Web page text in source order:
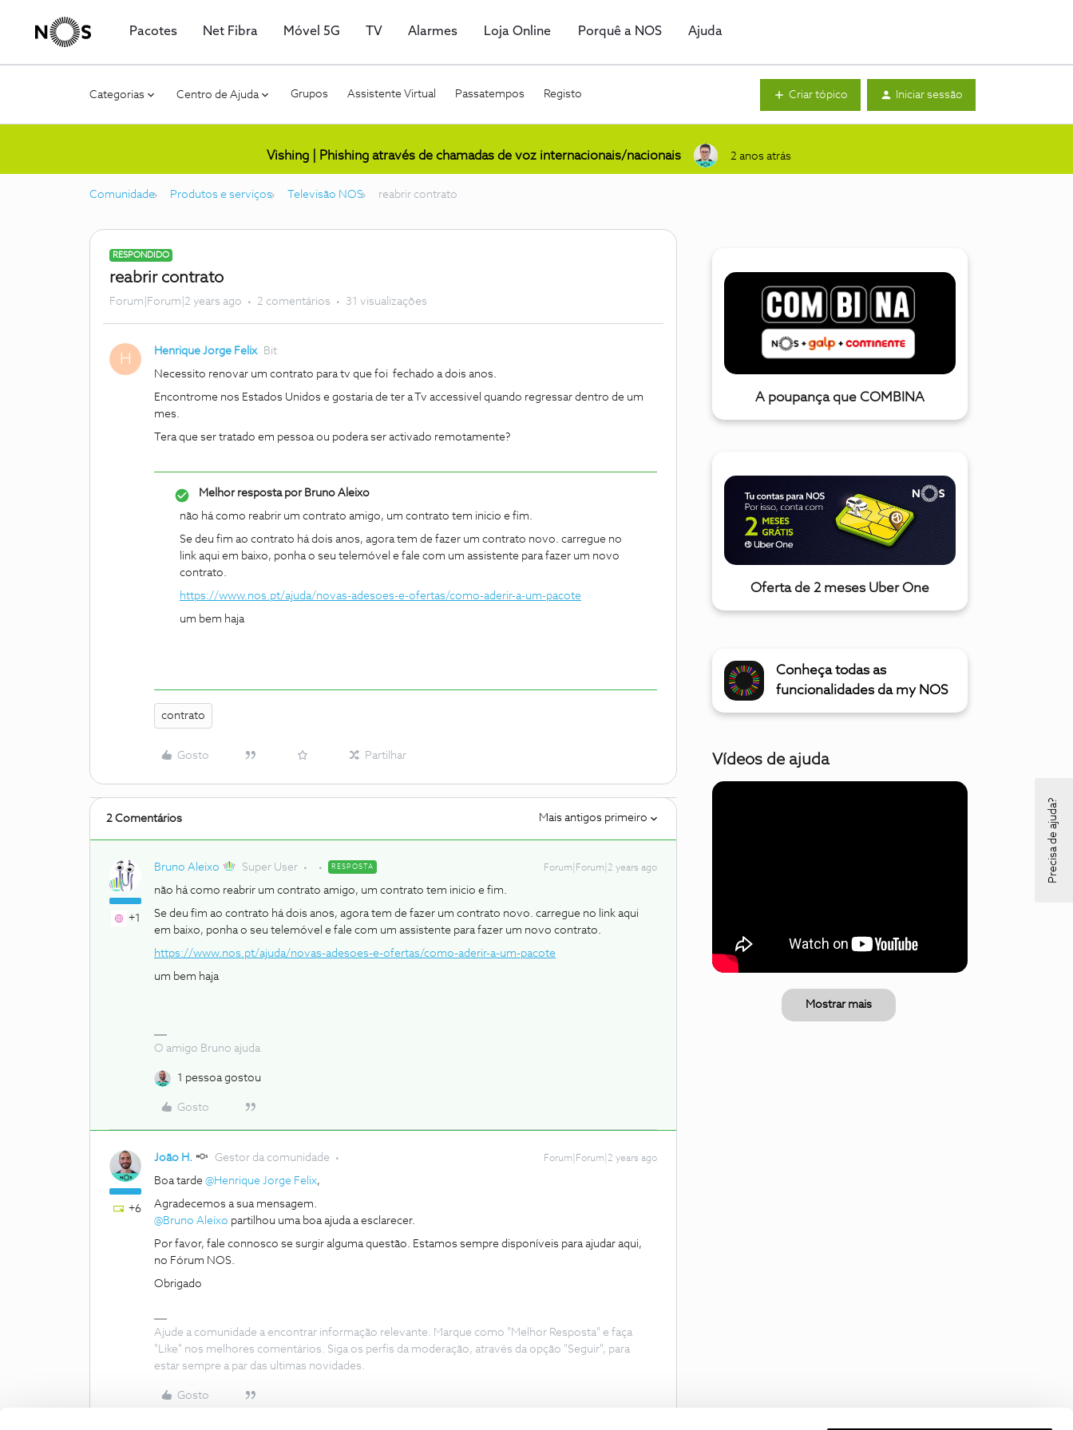
Pacotes Net Fibra Móvel 5G TV Alarmes Loja Online Porquê a NOS Ajuda
Categorias Centro de Ajuda Grupos Assistente Virtual Passatempos Registo Criar tópico Iniciar sessão
Vishing | Phishing através de chamadas de voz internacionais/nacionais 2 anos atrás
Comunidade Produtos e serviços Televisão NOS reabrir contrato
RESPONDIDO
reabrir contrato
Forum|Forum|2 years ago 2 comentários 31 visualizações
H Henrique Jorge Felix Bit
Necessito renovar um contrato para tv que foi fechado a dois anos.
Encontrome nos Estados Unidos e gostaria de ter a Tv accessivel quando regressar dentro de um
mes.
Tera que ser tratado em pessoa ou podera ser activado remotamente?
Melhor resposta porBruno Aleixo
não há como reabrir um contrato amigo, um contrato tem inicio e fim.
Se deu fim ao contrato há dois anos, agora tem de fazer um contrato novo. carregue no
link aqui em baixo, ponha o seu telemóvel e fale com um assistente para fazer um novo
contrato.
https://www.nos.pt/ajuda/novas-adesoes-e-ofertas/como-aderir-a-um-pacote
um bem haja
contrato
Gosto Partilhar
2 Comentários Mais antigos primeiro
+1
Bruno Aleixo Super User RESPOSTA Forum|Forum|2 years ago
não há como reabrir um contrato amigo, um contrato tem inicio e fim.
Se deu fim ao contrato há dois anos, agora tem de fazer um contrato novo. carregue no link aqui
em baixo, ponha o seu telemóvel e fale com um assistente para fazer um novo contrato.
https://www.nos.pt/ajuda/novas-adesoes-e-ofertas/como-aderir-a-um-pacote
um bem haja
O amigo Bruno ajuda
1 pessoa gostou
Gosto
+6
João H. Gestor da comunidade Forum|Forum|2 years ago
Boa tarde @Henrique Jorge Felix,
Agradecemos a sua mensagem.
@Bruno Aleixo partilhou uma boa ajuda a esclarecer.
Por favor, fale connosco se surgir alguma questão. Estamos sempre disponíveis para ajudar aqui,
no Fórum NOS.
Obrigado
Ajude a comunidade a encontrar informação relevante. Marque como "Melhor Resposta" e faça
"Like" nos melhores comentários. Siga os perfis da moderação, através da opção "Seguir", para
estar sempre a par das ultimas novidades.
Gosto
A poupança que COMBINA
Oferta de 2 meses Uber One
Conheça todas as
funcionalidades da my NOS
Vídeos de ajuda
Mostrar mais
Precisa de ajuda?